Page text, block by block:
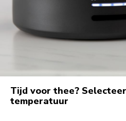
Tijd voor thee?
temperatuur